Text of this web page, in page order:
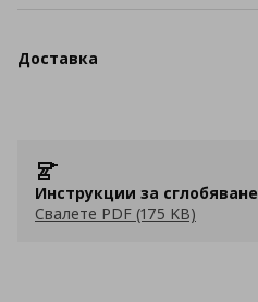
Доставка
Инструкции за сглобяване
Свалете PDF (175 KB)